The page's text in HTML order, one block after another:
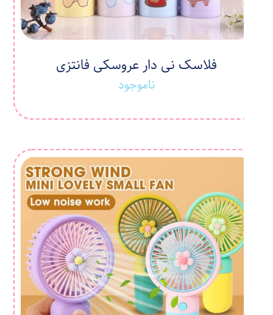
فلاسک نی دار عروسکی فانتزی
ناموجود